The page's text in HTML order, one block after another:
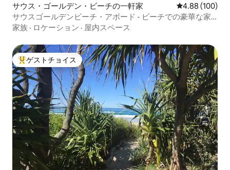
サウス・ゴールデン・ビーチの一軒家 レビュー100
4.88 (100)
サウスゴールデンビーチ・アボード - ビーチでの豪華な家
族旅行
家族 · ロケーション · 屋内スペース
大好評のゲストチョイスです。
ゲストチョイス